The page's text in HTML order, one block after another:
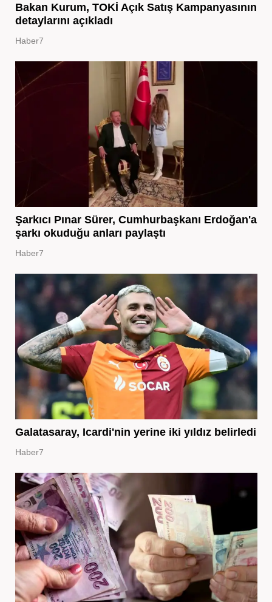
Bakan Kurum, TOKİ Açık Satış Kampanyasının
detaylarını açıkladı
Haber7
Şarkıcı Pınar Sürer, Cumhurbaşkanı Erdoğan'a
şarkı okuduğu anları paylaştı
Haber7
Galatasaray, Icardi'nin yerine iki yıldız belirledi
Haber7